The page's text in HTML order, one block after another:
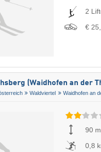
2
€
(Waidhofen an der
Waldviertel Waidhofen an
90 m
0,8